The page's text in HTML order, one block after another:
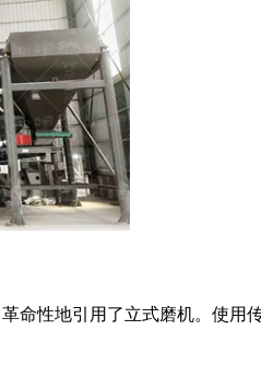
命性地引用了立式磨机。使